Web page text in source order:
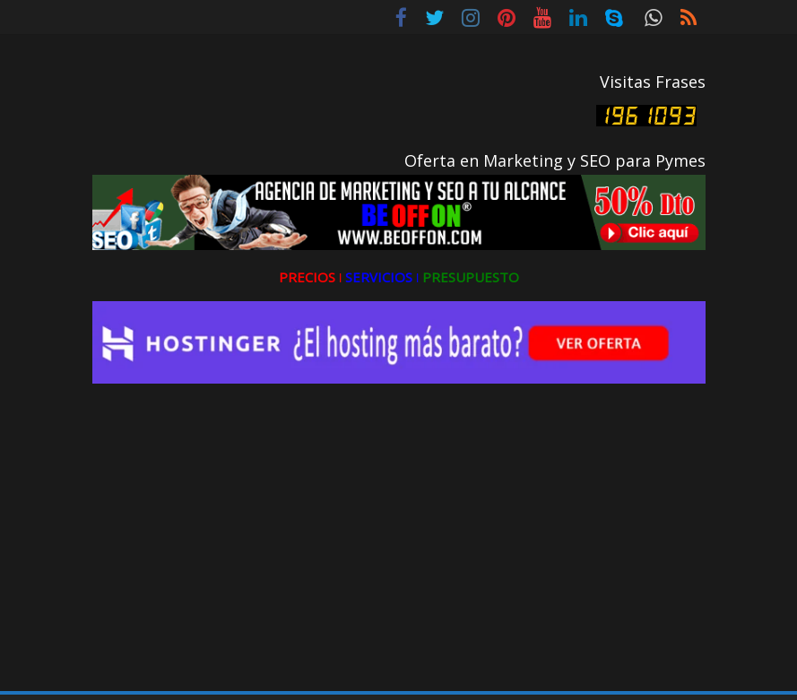
Visitas Frases
Oferta en Marketing y SEO para Pymes
PRECIOS ǀ SERVICIOS ǀ PRESUPUESTO